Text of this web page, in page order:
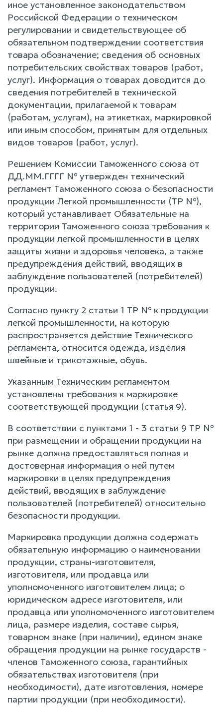
иное установленное законодательством
Российской Федерации о техническом
регулировании и свидетельствующее об
обязательном подтверждении соответствия
товара обозначение; сведения об основных
потребительских свойствах товаров (работ,
услуг). Информация о товарах доводится до
сведения потребителей в технической
документации, прилагаемой к товарам
(работам, услугам), на этикетках, маркировкой
или иным способом, принятым для отдельных
видов товаров (работ, услуг).
Решением Комиссии Таможенного союза от
ДД.ММ.ГГГГ № утвержден технический
регламент Таможенного союза о безопасности
продукции Легкой промышленности (ТР №),
который устанавливает Обязательные на
территории Таможенного союза требования к
продукции легкой промышленности в целях
защиты жизни и здоровья человека, а также
предупреждения действий, вводящих в
заблуждение пользователей (потребителей)
продукции.
Согласно пункту 2 статьи 1 ТР № к продукции
легкой промышленности, на которую
распространяется действие Технического
регламента, относится одежда, изделия
швейные и трикотажные, обувь.
Указанным Техническим регламентом
установлены требования к маркировке
соответствующей продукции (статья 9).
В соответствии с пунктами 1 - 3 статьи 9 ТР №
при размещении и обращении продукции на
рынке должна предоставляться полная и
достоверная информация о ней путем
маркировки в целях предупреждения
действий, вводящих в заблуждение
пользователей (потребителей) относительно
безопасности продукции.
Маркировка продукции должна содержать
обязательную информацию о наименовании
продукции, страны-изготовителя,
изготовителя, или продавца или
уполномоченного изготовителем лица; о
юридическом адресе изготовителя, или
продавца или уполномоченного изготовителем
лица, размере изделия, составе сырья,
товарном знаке (при наличии), едином знаке
обращения продукции на рынке государств -
членов Таможенного союза, гарантийных
обязательствах изготовителя (при
необходимости), дате изготовления, номере
партии продукции (при необходимости).